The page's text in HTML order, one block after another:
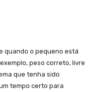
quando o pequeno está
peso correto, livre
que tenha sido
tempo certo para